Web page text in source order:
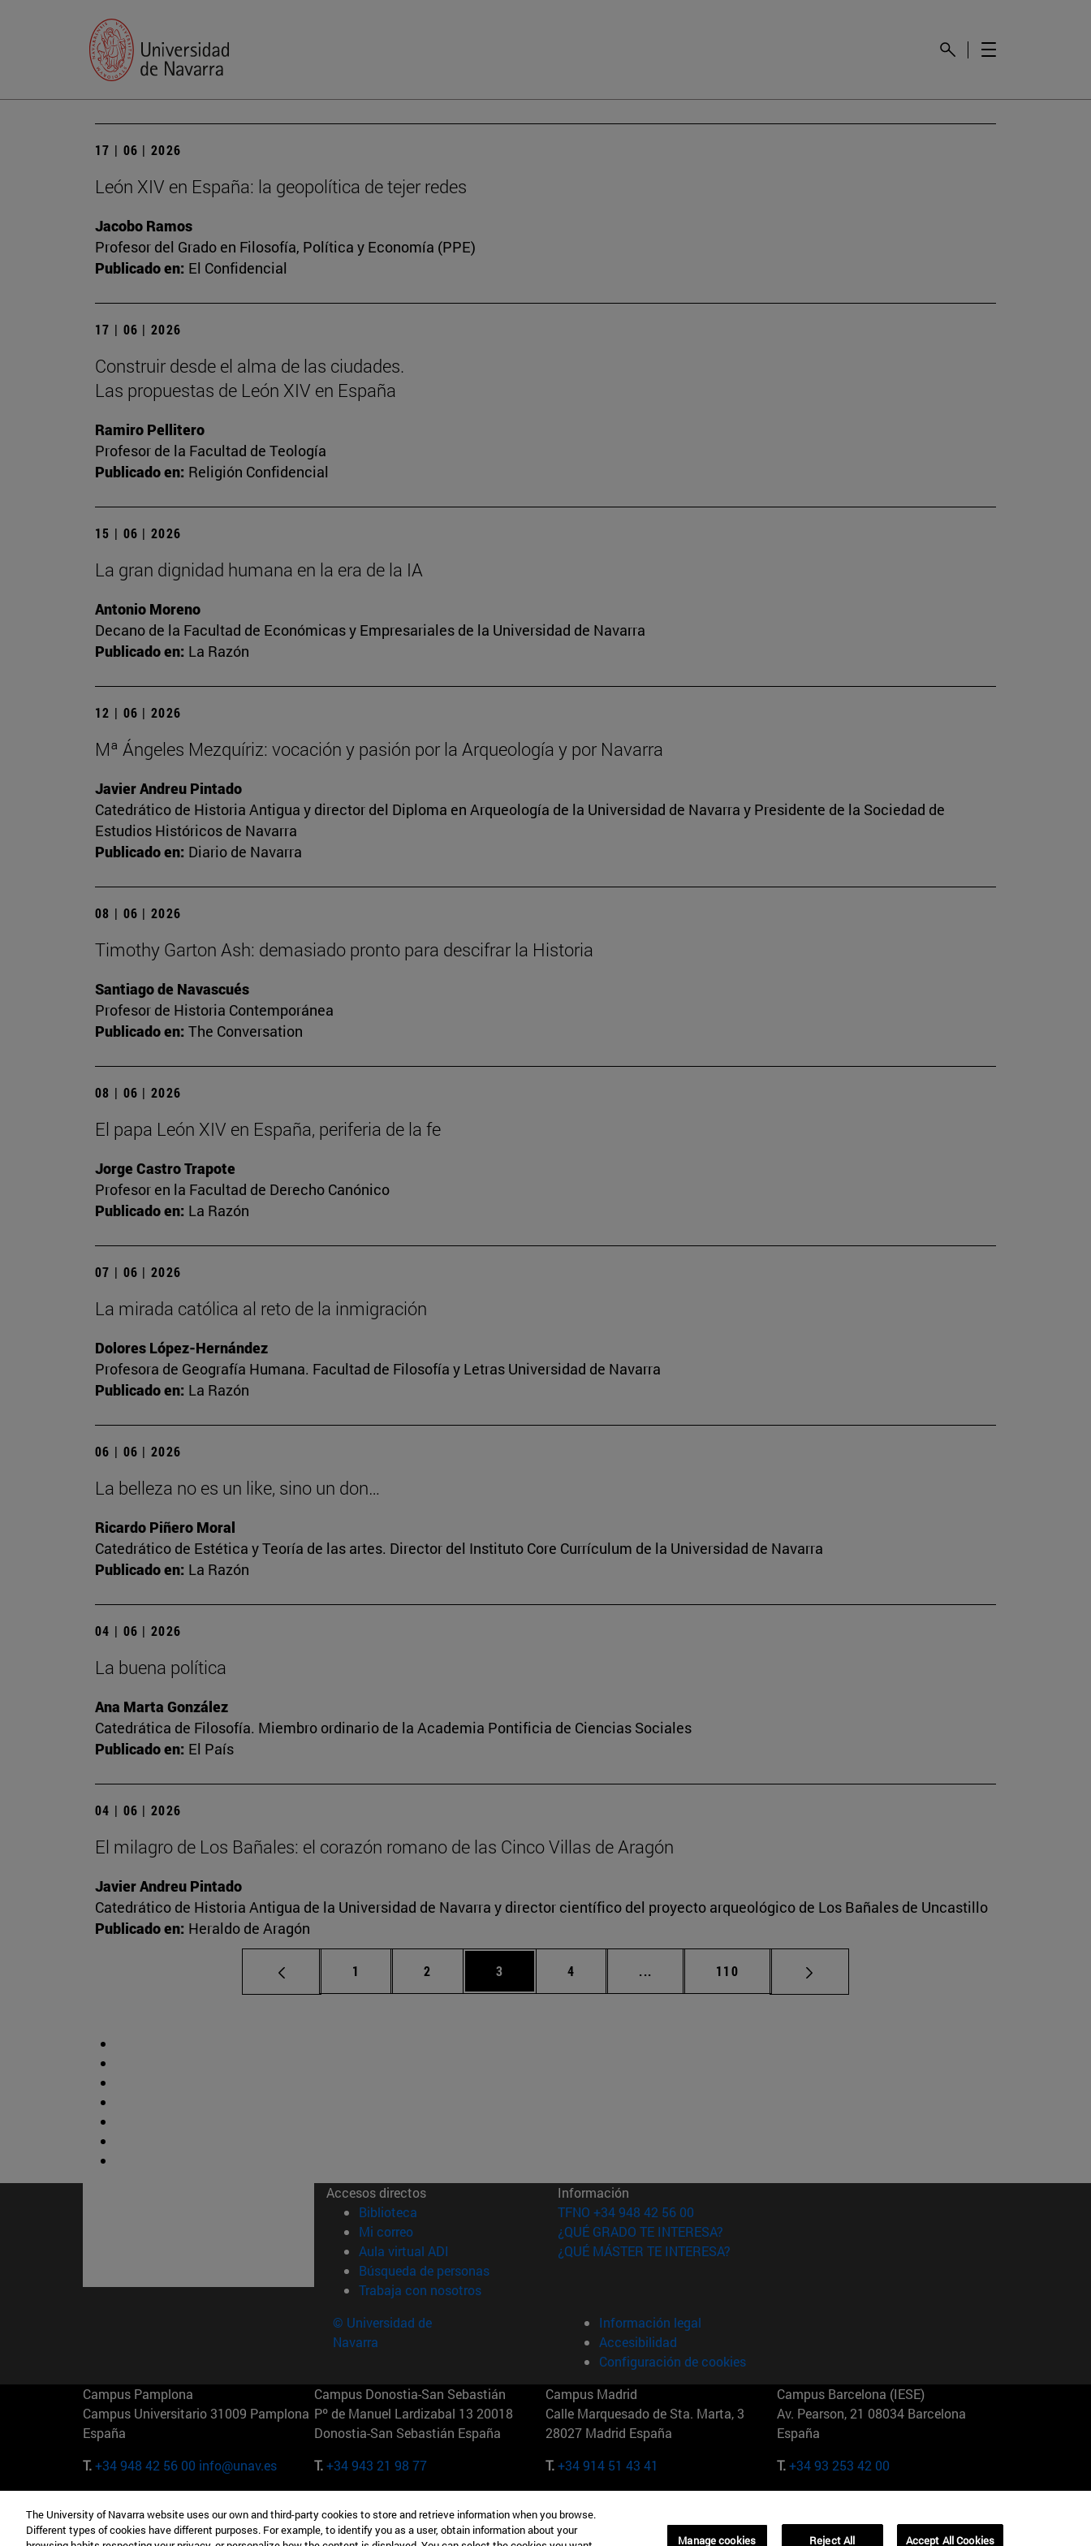
17 | 06 | 2026
León XIV en España: la geopolítica de tejer redes
Jacobo Ramos
Profesor del Grado en Filosofía, Política y Economía (PPE)
Publicado en: El Confidencial
17 | 06 | 2026
Construir desde el alma de las ciudades.
Las propuestas de León XIV en España
Ramiro Pellitero
Profesor de la Facultad de Teología
Publicado en: Religión Confidencial
15 | 06 | 2026
La gran dignidad humana en la era de la IA
Antonio Moreno
Decano de la Facultad de Económicas y Empresariales de la Universidad de Navarra
Publicado en: La Razón
12 | 06 | 2026
Mª Ángeles Mezquíriz: vocación y pasión por la Arqueología y por Navarra
Javier Andreu Pintado
Catedrático de Historia Antigua y director del Diploma en Arqueología de la Universidad de Navarra y Presidente de la Sociedad de
Estudios Históricos de Navarra
Publicado en: Diario de Navarra
08 | 06 | 2026
Timothy Garton Ash: demasiado pronto para descifrar la Historia
Santiago de Navascués
Profesor de Historia Contemporánea
Publicado en: The Conversation
08 | 06 | 2026
El papa León XIV en España, periferia de la fe
Jorge Castro Trapote
Profesor en la Facultad de Derecho Canónico
Publicado en: La Razón
07 | 06 | 2026
La mirada católica al reto de la inmigración
Dolores López-Hernández
Profesora de Geografía Humana. Facultad de Filosofía y Letras Universidad de Navarra
Publicado en: La Razón
06 | 06 | 2026
La belleza no es un like, sino un don…
Ricardo Piñero Moral
Catedrático de Estética y Teoría de las artes. Director del Instituto Core Currículum de la Universidad de Navarra
Publicado en: La Razón
04 | 06 | 2026
La buena política
Ana Marta González
Catedrática de Filosofía. Miembro ordinario de la Academia Pontificia de Ciencias Sociales
Publicado en: El País
04 | 06 | 2026
El milagro de Los Bañales: el corazón romano de las Cinco Villas de Aragón
Javier Andreu Pintado
Catedrático de Historia Antigua de la Universidad de Navarra y director científico del proyecto arqueológico de Los Bañales de Uncastillo
Publicado en: Heraldo de Aragón
Página
1 Página
2 Página
3 Página
4 ... Páginas intermedias Use TAB para desplazarse.
Página
110
Accesos directos
Biblioteca (abre en nueva ventana)
Mi correo(abre en nueva ventana)
Aula virtual ADI (abre en nueva ventana)
Búsqueda de personas(abre en nueva ventana)
Trabaja con nosotros(abre en nueva ventana)
Información
TFNO +34 948 42 56 00
¿QUÉ GRADO TE INTERESA?
¿QUÉ MÁSTER TE INTERESA?
© Universidad de
Navarra
Información legal
Accesibilidad
Configuración de cookies
Campus Pamplona
Campus Universitario 31009 Pamplona
España
T.+34 948 42 56 00 info@unav.es
Campus Donostia-San Sebastián
Pº de Manuel Lardizabal 13 20018
Donostia-San Sebastián España
T.+34 943 21 98 77
Campus Madrid
Calle Marquesado de Sta. Marta, 3
28027 Madrid España
T.+34 914 51 43 41
Campus Barcelona (IESE)
Av. Pearson, 21 08034 Barcelona
España
T.+34 93 253 42 00
Camino del Cerro Águila 3 28023
Madrid España
165 W 57th St 10019-2201 Nueva York
EE.UU
Maria-Theresia-Straße 15 81675
Múnich Alemania
01321001 Bela Vista Brasil
The University of Navarra website uses our own and third-party cookies to store and retrieve information when you browse.
Different types of cookies have different purposes. For example, to identify you as a user, obtain information about your
Manage cookies Reject All Accept All Cookies